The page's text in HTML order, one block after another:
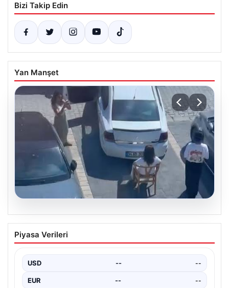
Bizi Takip Edin
Yan Manşet
05.08.2026
Yalova’da İlginç Olay: Sandalye Engel
Olunca Araç Park Etmedi
gerçekleşen bu ilginç olay, bölge sakinlerinin ve
çevredekilerin…
Piyasa Verileri
USD -- --
EUR -- --